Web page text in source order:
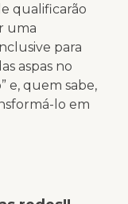
qualificarão
uma
para
aspas no
e, quem sabe,
lo em